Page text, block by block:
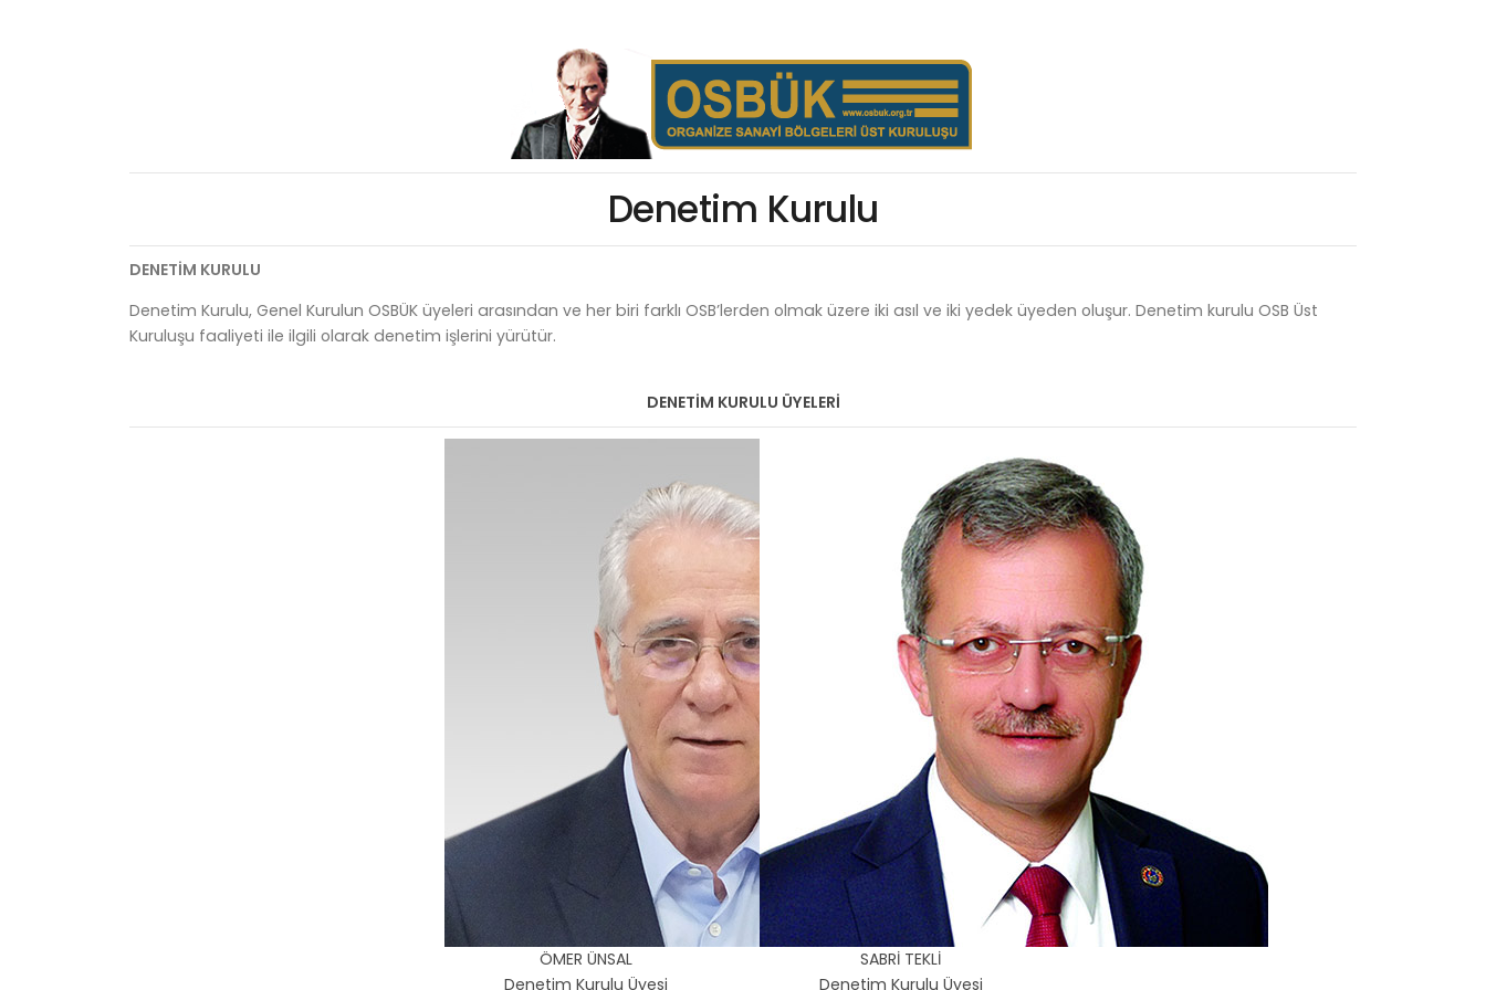
Denetim Kurulu
DENETİM KURULU
Denetim Kurulu, Genel Kurulun OSBÜK üyeleri arasından ve her biri farklı OSB’lerden olmak üzere iki asıl ve iki yedek üyeden oluşur. Denetim kurulu OSB Üst
Kuruluşu faaliyeti ile ilgili olarak denetim işlerini yürütür.
DENETİM KURULU ÜYELERİ
ÖMER ÜNSAL
Denetim Kurulu Üyesi
SABRİ TEKLİ
Denetim Kurulu Üyesi